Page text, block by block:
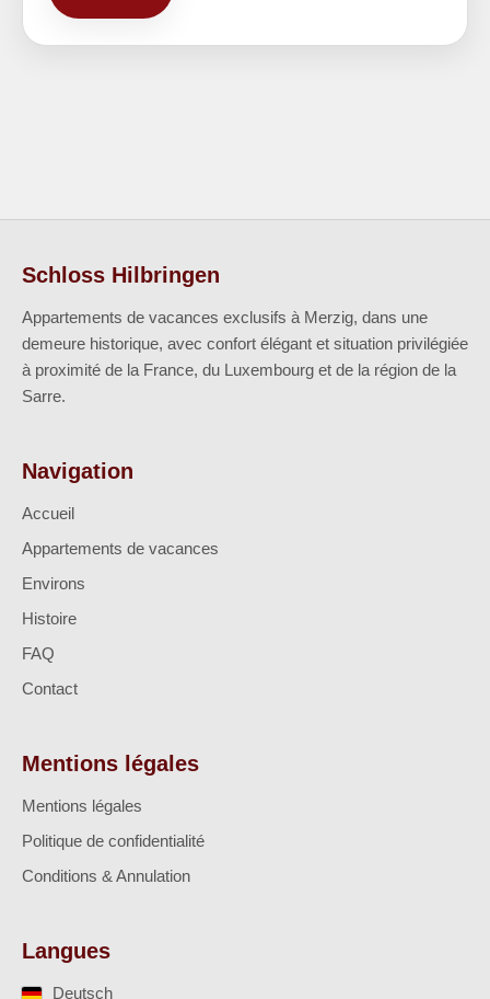
Schloss Hilbringen
Appartements de vacances exclusifs à Merzig, dans une
demeure historique, avec confort élégant et situation privilégiée
à proximité de la France, du Luxembourg et de la région de la
Sarre.
Navigation
Accueil
Appartements de vacances
Environs
Histoire
FAQ
Contact
Mentions légales
Mentions légales
Politique de confidentialité
Conditions & Annulation
Langues
Deutsch